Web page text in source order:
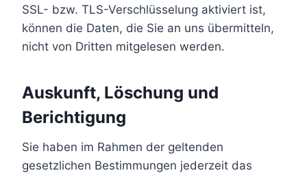
SSL- bzw. TLS-Verschlüsselung aktiviert ist,
können die Daten, die Sie an uns übermitteln,
nicht von Dritten mitgelesen werden.
Auskunft, Löschung und
Berichtigung
Sie haben im Rahmen der geltenden
gesetzlichen Bestimmungen jederzeit das